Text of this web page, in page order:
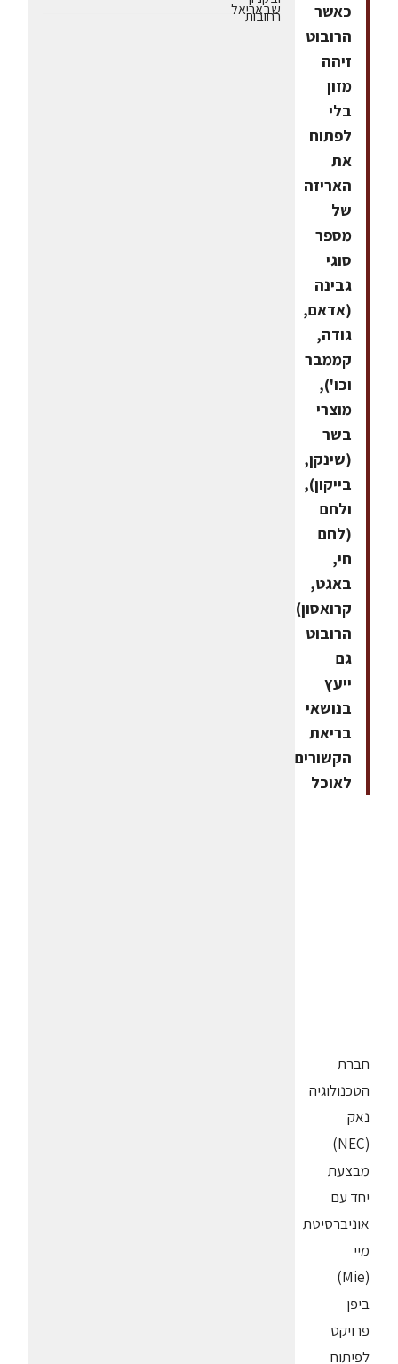
כאשר
הרובוט
זיהה
מזון
בלי
לפתוח
את
האריזה
של
מספר
סוגי
גבינה
(אדאם,
גודה,
קממבר
וכו'),
מוצרי
בשר
(שינקן,
בייקון),
ולחם
(לחם
חי,
באגט,
קרואסון).
הרובוט
גם
ייעץ
בנושאי
בריאת
הקשורים
לאוכל
חברת
הטכנולוגיה
נאק
(NEC)
מבצעת
יחד עם
אוניברסיטת
מיי
(Mie)
ביפן
פרויקט
לפיתוח